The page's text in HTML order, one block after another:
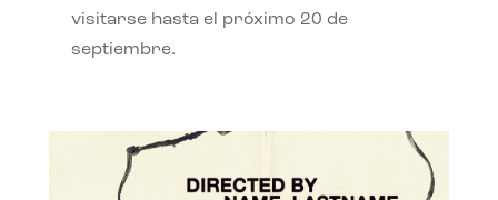
visitarse hasta el próximo 20 de
septiembre.